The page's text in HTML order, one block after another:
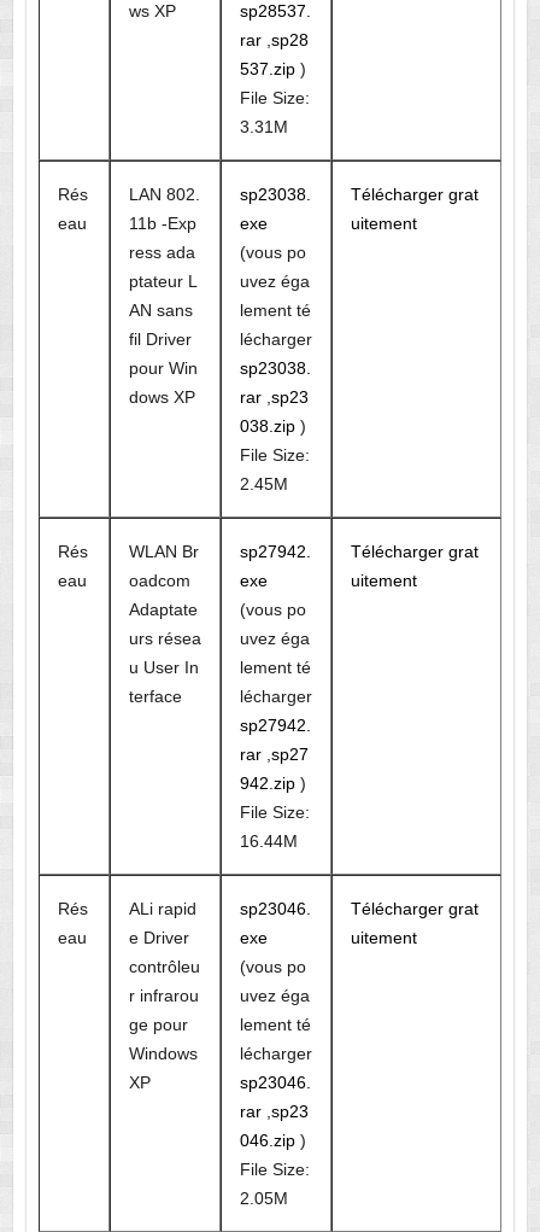
ws XP
sp28537.
rar, sp28
537.zip)
File Size:
3.31M
Rés
eau
LAN 802.
11b -Exp
ress ada
ptateur L
AN sans
fil Driver
pour Win
dows XP
sp23038.
exe
(vous po
uvez éga
lement té
lécharger
sp23038.
rar, sp23
038.zip)
File Size:
2.45M
Télécharger grat
uitement
Rés
eau
WLAN Br
oadcom
Adaptate
urs résea
u User In
terface
sp27942.
exe
(vous po
uvez éga
lement té
lécharger
sp27942.
rar, sp27
942.zip)
File Size:
16.44M
Télécharger grat
uitement
Rés
eau
ALi rapid
e Driver
contrôleu
r infrarou
ge pour
Windows
XP
sp23046.
exe
(vous po
uvez éga
lement té
lécharger
sp23046.
rar, sp23
046.zip)
File Size:
2.05M
Télécharger grat
uitement